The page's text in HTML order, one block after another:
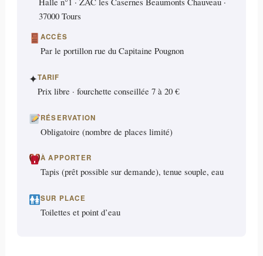
37000 Tours
ACCÈS
Par le portillon rue du Capitaine Pougnon
✦TARIF
Prix libre · fourchette conseillée 7 à 20 €
RÉSERVATION
Obligatoire (nombre de places limité)
À APPORTER
Tapis (prêt possible sur demande), tenue souple, eau
SUR PLACE
Toilettes et point d’eau